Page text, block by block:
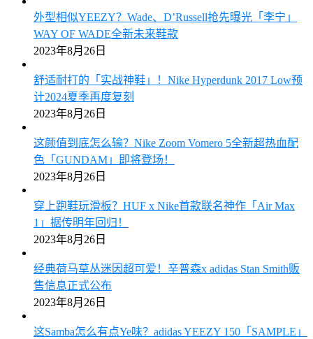
外型相似YEEZY？Wade、D’Russell抢先曝光「李宁」
WAY OF WADE全新未来鞋款
2023年8月26日
舒适耐打的「实战神鞋」！Nike Hyperdunk 2017 Low预
计2024夏季再度复刻
2023年8月26日
这颜值到底怎么输？Nike Zoom Vomero 5全新超热血配
色「GUNDAM」即将登场！
2023年8月26日
穿上跑鞋玩滑板？HUF x Nike首款联名神作「Air Max
1」据传明年回归！
2023年8月26日
经典荷马草丛迷因超可爱！辛普森x adidas Stan Smith贩
售信息正式公布
2023年8月26日
这Samba怎么有点Ye味？adidas YEEZY 150「SAMPLE」